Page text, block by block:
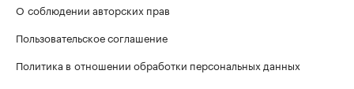
О соблюдении авторских прав
Пользовательское соглашение
Политика в отношении обработки персональных данных